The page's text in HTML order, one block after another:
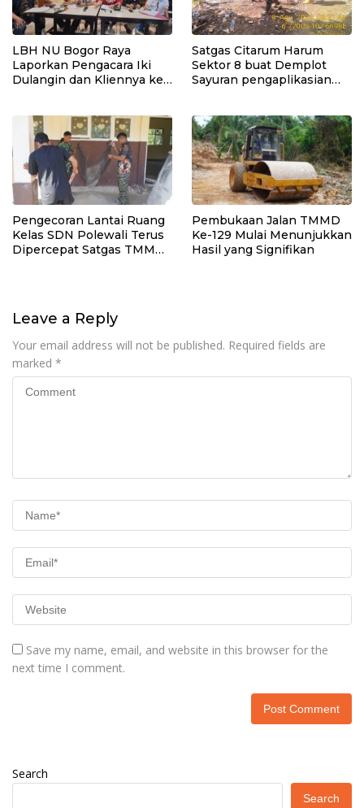
LBH NU Bogor Raya
Laporkan Pengacara Iki
Dulangin dan Kliennya ke
Satgas Citarum Harum
Sektor 8 buat Demplot
Sayuran pengaplikasian
Lingkungan dan
Pendataan Ternak di
Wilayah Binaan
Pengecoran Lantai Ruang
Kelas SDN Polewali Terus
Dipercepat Satgas TMMD
Pembukaan Jalan TMMD
Ke-129 Mulai Menunjukkan
Hasil yang Signifikan
Leave a Reply
Your email address will not be published. Required fields are
marked *
Save my name, email, and website in this browser for the
next time I comment.
Search
Search